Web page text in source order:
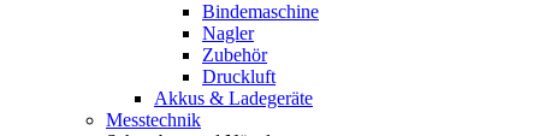
Bindemaschine
Nagler
Zubehör
Druckluft
Akkus & Ladegeräte
Messtechnik